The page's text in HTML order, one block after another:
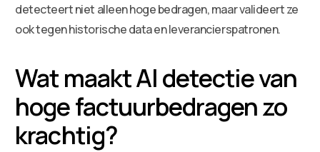
detecteert niet alleen hoge bedragen, maar valideert ze
ook tegen historische data en leverancierspatronen.
Wat maakt AI detectie van
hoge factuurbedragen zo
krachtig?